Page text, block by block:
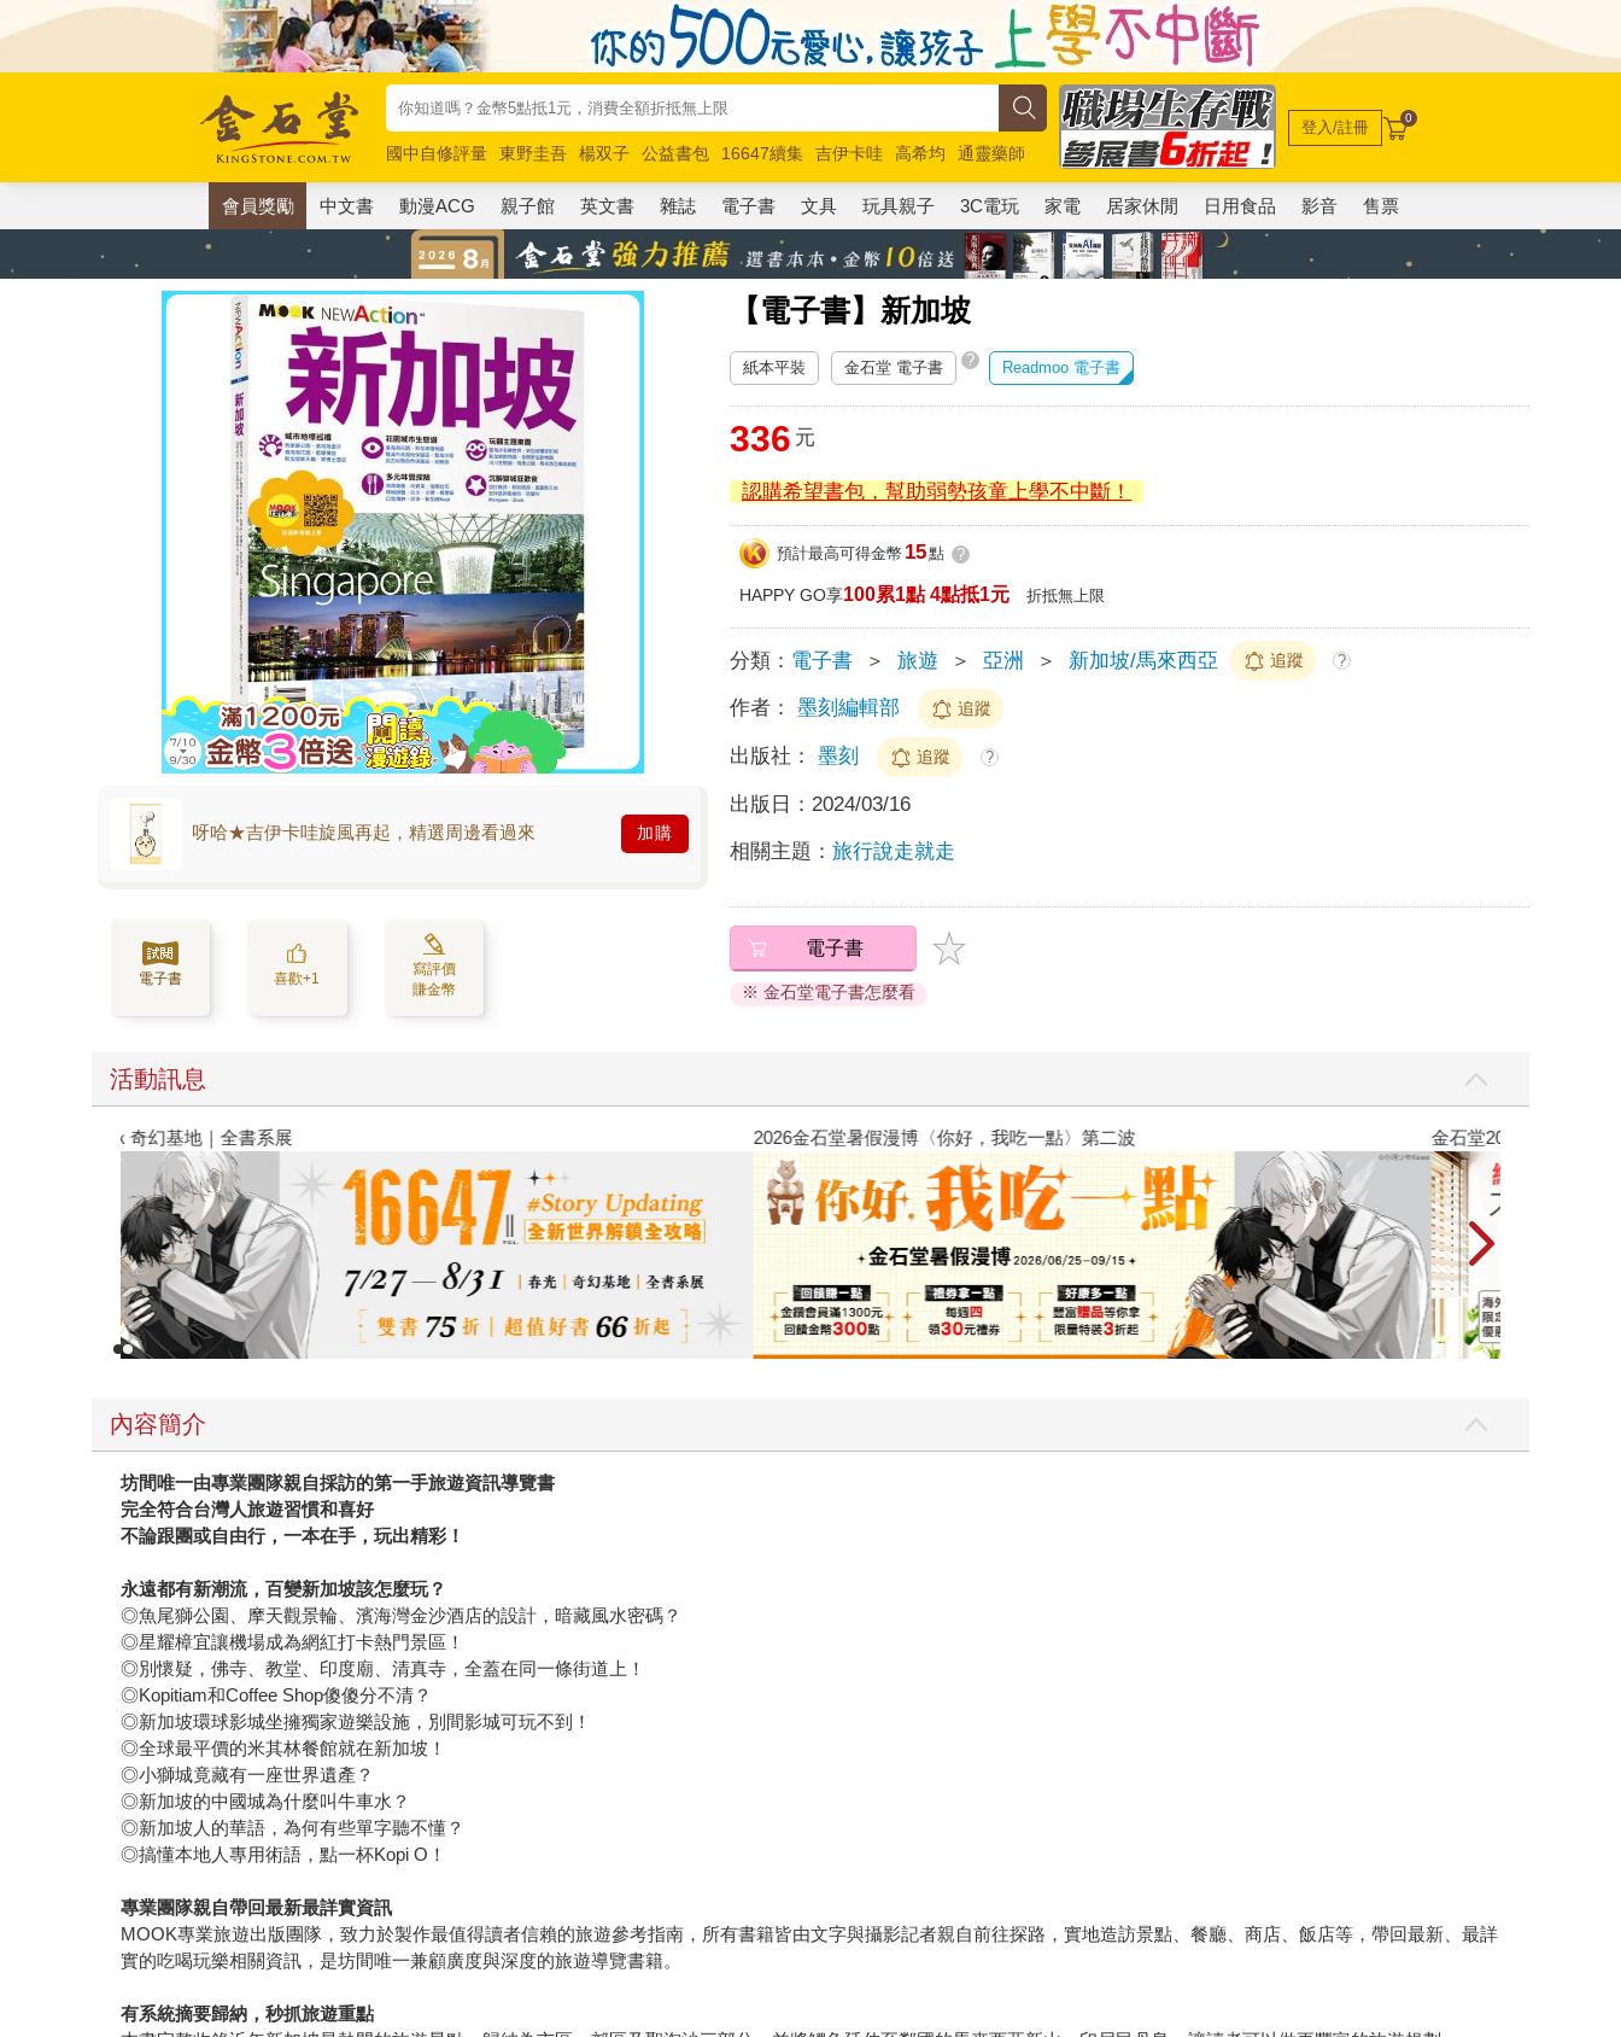
國中自修評量 東野圭吾 楊双子 公益書包 16647續集 吉伊卡哇 高希均
通靈藥師
唯紅花綻放
奧德賽 路邊攤新作 馬斯克 玩具總動員5 超慢跑
登入/註冊 0
會員獎勵 中文書 動漫ACG 親子館 英文書 雜誌 電子書 文具 玩具親子 3C電玩 家電 居家休閒 日用食品 影音 售票
【電子書】新加坡
呀哈★吉伊卡哇旋風再起，精選周邊看過來 加購
電子書 喜歡+1
寫評價
賺金幣
紙本平裝 金石堂 電子書 ? Readmoo 電子書
336 元
認購希望書包，幫助弱勢孩童上學不中斷！
預計最高可得金幣 15點 ?
HAPPY GO享100累1點 4點抵1元 折抵無上限
分類： 電子書 ＞ 旅遊 ＞ 亞洲 ＞ 新加坡/馬來西亞 追蹤 ?
作者： 墨刻編輯部 追蹤
出版社： 墨刻 追蹤 ?
出版日： 2024/03/16
相關主題：旅行說走就走
電子書
※ 金石堂電子書怎麼看
活動訊息
春光ｘ奇幻基地｜全書系展 2026金石堂暑假漫博〈你好，我吃一點〉第二波 金石堂2026海
內容簡介
坊間唯一由專業團隊親自採訪的第一手旅遊資訊導覽書
完全符合台灣人旅遊習慣和喜好
不論跟團或自由行，一本在手，玩出精彩！
永遠都有新潮流，百變新加坡該怎麼玩？
◎魚尾獅公園、摩天觀景輪、濱海灣金沙酒店的設計，暗藏風水密碼？
◎星耀樟宜讓機場成為網紅打卡熱門景區！
◎別懷疑，佛寺、教堂、印度廟、清真寺，全蓋在同一條街道上！
◎Kopitiam和Coffee Shop傻傻分不清？
◎新加坡環球影城坐擁獨家遊樂設施，別間影城可玩不到！
◎全球最平價的米其林餐館就在新加坡！
◎小獅城竟藏有一座世界遺產？
◎新加坡的中國城為什麼叫牛車水？
◎新加坡人的華語，為何有些單字聽不懂？
◎搞懂本地人專用術語，點一杯Kopi O！
專業團隊親自帶回最新最詳實資訊
MOOK專業旅遊出版團隊，致力於製作最值得讀者信賴的旅遊參考指南，所有書籍皆由文字與攝影記者親自前往探路，實地造訪景點、餐廳、商店、飯店等，帶回最新、最詳
實的吃喝玩樂相關資訊，是坊間唯一兼顧廣度與深度的旅遊導覽書籍。
有系統摘要歸納，秒抓旅遊重點